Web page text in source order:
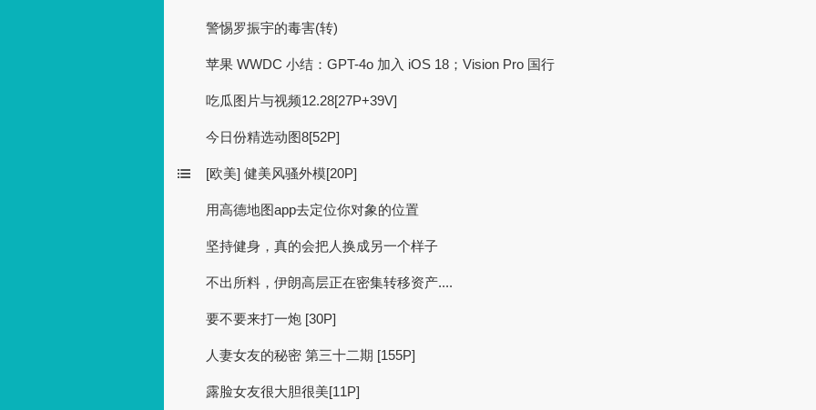
警惕罗振宇的毒害(转)
苹果 WWDC 小结：GPT-4o 加入 iOS 18；Vision Pro 国行
吃瓜图片与视频12.28[27P+39V]
今日份精选动图8[52P]
[欧美] 健美风骚外模[20P]
用高德地图app去定位你对象的位置
坚持健身，真的会把人换成另一个样子
不出所料，伊朗高层正在密集转移资产....
要不要来打一炮 [30P]
人妻女友的秘密 第三十二期 [155P]
露脸女友很大胆很美[11P]